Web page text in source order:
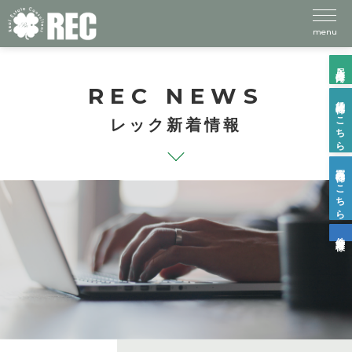
menu
入居者様向け
賃貸物件はこちら
売買物件はこちら
REC NEWS
レック新着情報